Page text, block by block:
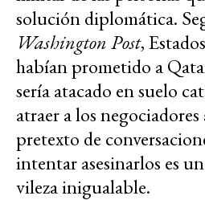
solución diplomática.
Washington Post,
habían prometido a
sería atacado en suelo
atraer a los
pretexto de
intentar asesinarlos es
vileza inigualable.